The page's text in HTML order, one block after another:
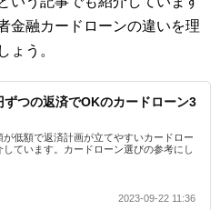
金融カードローンの違いを理
ょう。
ずつの返済でOKのカードローン3
が低額で返済計画が立てやすいカードロー
しています。カードローン選びの参考にし
2023-09-22 11:36